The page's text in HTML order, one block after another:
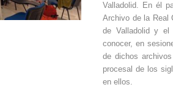
Valladolid. En él
Archivo de la Real
de Valladolid y
conocer, en
de dichos
procesal de los
en ellos.